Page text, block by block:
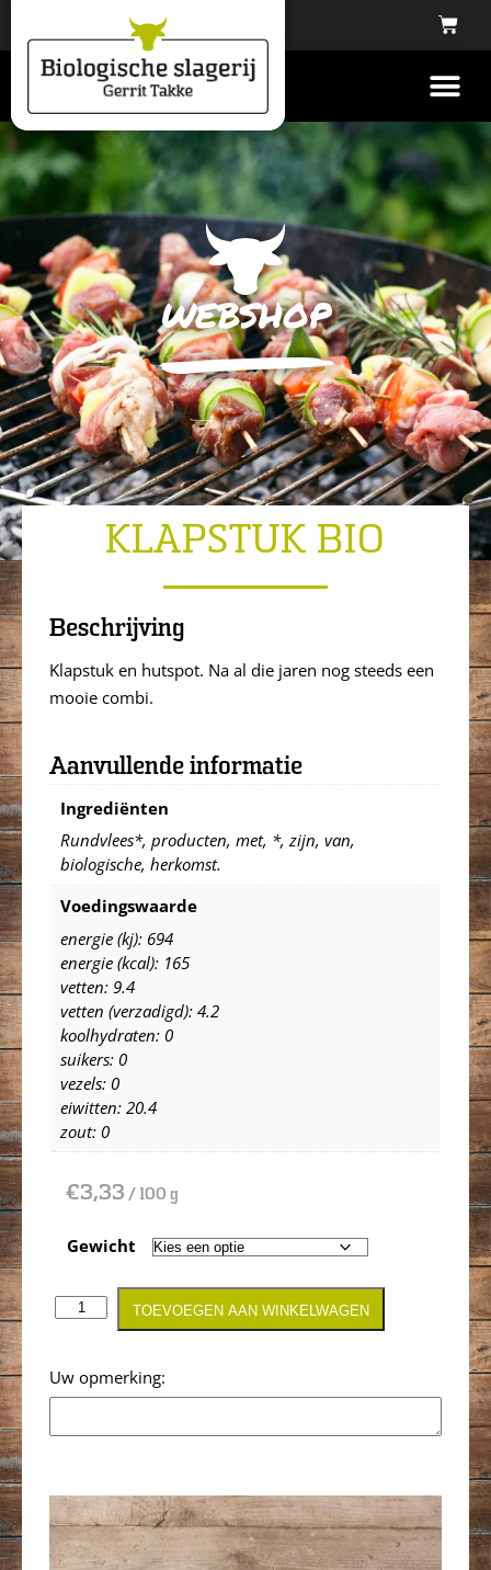
webshop
KLAPSTUK BIO
Beschrijving
Klapstuk en hutspot. Na al die jaren nog steeds een
mooie combi.
Aanvullende informatie
Ingrediënten
Rundvlees*, producten, met, *, zijn, van,
biologische, herkomst.
Voedingswaarde
energie (kj): 694
energie (kcal): 165
vetten: 9.4
vetten (verzadigd): 4.2
koolhydraten: 0
suikers: 0
vezels: 0
eiwitten: 20.4
zout: 0
€3,33 / 100 g
Gewicht
Opmerking
TOEVOEGEN AAN WINKELWAGEN